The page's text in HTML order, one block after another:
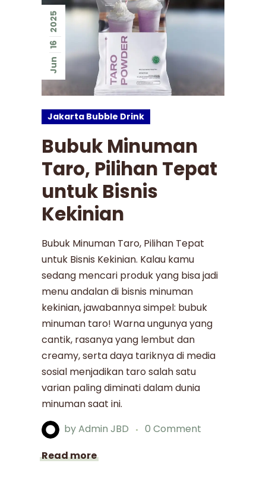
Jun
16
2025
Jakarta Bubble Drink
Bubuk Minuman
Taro, Pilihan Tepat
untuk Bisnis
Kekinian
Bubuk Minuman Taro, Pilihan Tepat
untuk Bisnis Kekinian. Kalau kamu
sedang mencari produk yang bisa jadi
menu andalan di bisnis minuman
kekinian, jawabannya simpel: bubuk
minuman taro! Warna ungunya yang
cantik, rasanya yang lembut dan
creamy, serta daya tariknya di media
sosial menjadikan taro salah satu
varian paling diminati dalam dunia
minuman saat ini.
byAdmin JBD
0 Comment
Read more